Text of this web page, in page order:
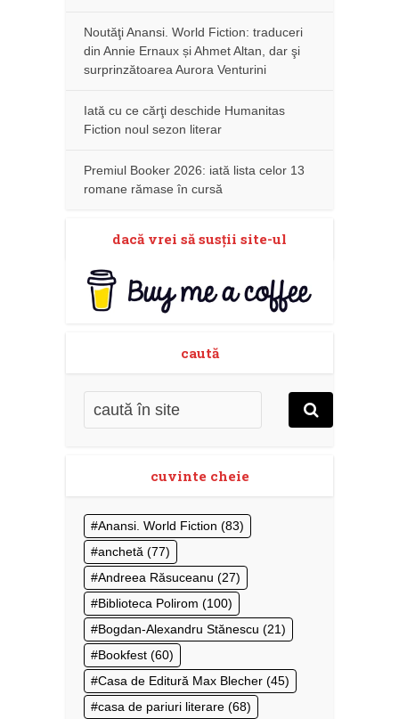
Noutăţi Anansi. World Fiction: traduceri
din Annie Ernaux și Ahmet Altan, dar şi
surprinzătoarea Aurora Venturini
Iată cu ce cărţi deschide Humanitas
Fiction noul sezon literar
Premiul Booker 2026: iată lista celor 13
romane rămase în cursă
dacă vrei să susţii site-ul
caută
cuvinte cheie
Anansi. World Fiction (83)
anchetă (77)
Andreea Răsuceanu (27)
Biblioteca Polirom (100)
Bogdan-Alexandru Stănescu (21)
Bookfest (60)
Casa de Editură Max Blecher (45)
casa de pariuri literare (68)